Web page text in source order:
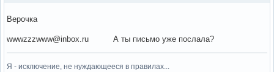
Верочка
wwwzzzwww@inbox.ru А ты письмо уже послала?
Я - исключение, не нуждающееся в правилах...